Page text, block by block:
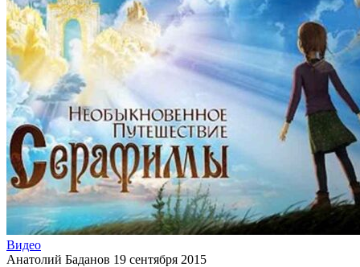
Видео
Анатолий Баданов 19 сентября 2015